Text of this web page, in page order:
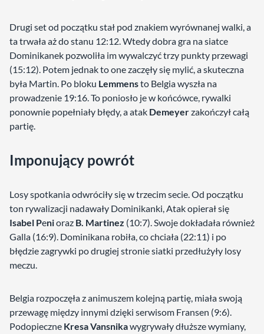
Drugi set od początku stał pod znakiem wyrównanej walki, a
ta trwała aż do stanu 12:12. Wtedy dobra gra na siatce
Dominikanek pozwoliła im wywalczyć trzy punkty przewagi
(15:12). Potem jednak to one zaczęły się mylić, a skuteczna
była Martin. Po bloku Lemmensto Belgia wyszła na
prowadzenie 19:16. To poniosło je w końcówce, rywalki
ponownie popełniały błędy, a atak Demeyerzakończył całą
partię.
Imponujący powrót
Losy spotkania odwróciły się w trzecim secie. Od początku
ton rywalizacji nadawały Dominikanki, Atak opierał się
Isabel Penioraz B. Martinez (10:7). Swoje dokładała również
Galla (16:9). Dominikana robiła, co chciała (22:11) i po
błędzie zagrywki po drugiej stronie siatki przedłużyły losy
meczu.
Belgia rozpoczęła z animuszem kolejną partię, miała swoją
przewagę między innymi dzięki serwisom Fransen (9:6).
Podopieczne Kresa Vansnikawygrywały dłuższe wymiany,